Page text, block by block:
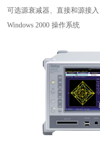
可选源衰减器、直接和源接入
Windows 2000 操作系统